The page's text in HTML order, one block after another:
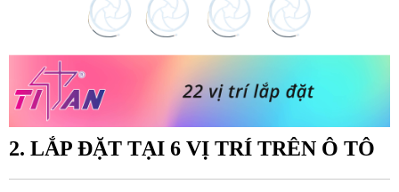
2. LẮP ĐẶT TẠI 6 VỊ TRÍ TRÊN Ô TÔ